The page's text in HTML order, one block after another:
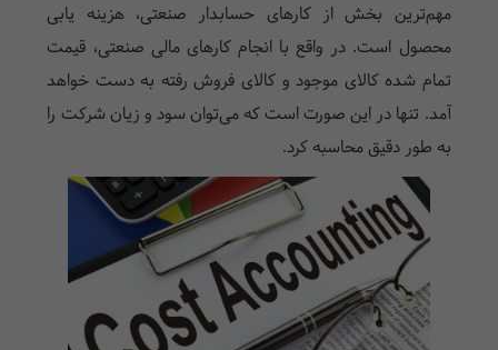
مهم‌ترین بخش از کارهای حسابدار صنعتی، هزینه یابی
محصول است. در واقع با انجام کارهای مالی صنعتی، قیمت
تمام شده کالای موجود و کالای فروش رفته به دست خواهد
آمد. تنها در این صورت است که می‌توان سود و زیان شرکت را
به طور دقیق محاسبه کرد.